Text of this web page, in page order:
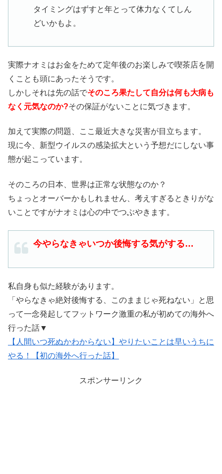
タイミングはずすと年とって体力なくてしん
どいかもよ。
実際ナオミはお金をためて定年後のお楽しみで喫茶店を開
くことも頭にあったそうです。
しかしそれは先の話でそのころ果たして自分は何も大病も
なく元気なのか?その保証がないことに気づきます。
加えて実際の問題、ここ最近大きな災害が目立ちます。
現に今、新型ウイルスの感染拡大という予想だにしない事
態が起こっています。
そのころの日本、世界は正常な状態なのか？
ちょっとオーバーかもしれません、考えすぎるときりがな
いことですがナオミは心の中でつぶやきます。
今やらなきゃいつか後悔する気がする…
私自身も似た経験があります。
「やらなきゃ絶対後悔する、このままじゃ死ねない」と思
って一念発起してフットワーク激重の私が初めての海外へ
行った話▼
【人間いつ死ぬかわからない】やりたいことは早いうちに
やる！【初の海外へ行った話】
スポンサーリンク